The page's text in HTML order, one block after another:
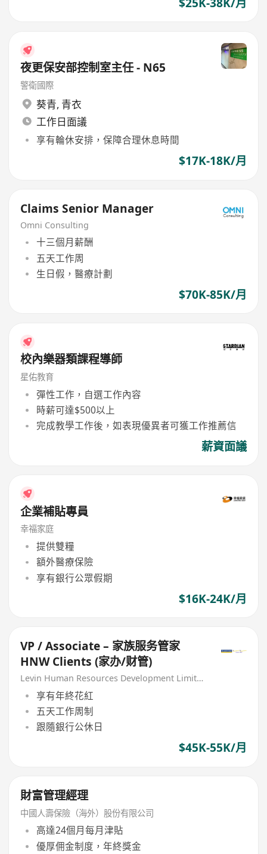
夜更保安部控制室主任 - N65
警衛國際
葵青, 青衣
工作日面議
享有輪休安排，保障合理休息時間
$17K-18K/月
Claims Senior Manager
Omni Consulting
十三個月薪酬
五天工作周
生日假，醫療計劃
$70K-85K/月
校內樂器類課程導師
星佑教育
彈性工作，自選工作內容
時薪可達$500以上
完成教學工作後，如表現優異者可獲工作推薦信
薪資面議
企業補貼專員
幸福家庭
提供雙糧
額外醫療保險
享有銀行公眾假期
$16K-24K/月
VP / Associate – 家族服务管家
HNW Clients (家办/财管)
Levin Human Resources Development Limited
享有年終花紅
五天工作周制
跟隨銀行公休日
$45K-55K/月
財富管理經理
中國人壽保險（海外）股份有限公司
高達24個月每月津貼
優厚佣金制度，年終獎金